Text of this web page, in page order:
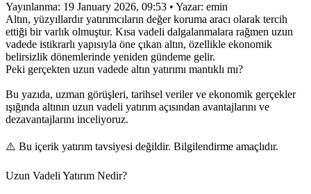
Yayınlanma: 19 January 2026, 09:53 • Yazar: emin
Altın, yüzyıllardır yatırımcıların değer koruma aracı olarak tercih
ettiği bir varlık olmuştur. Kısa vadeli dalgalanmalara rağmen uzun
vadede istikrarlı yapısıyla öne çıkan altın, özellikle ekonomik
belirsizlik dönemlerinde yeniden gündeme gelir.
Peki gerçekten uzun vadede altın yatırımı mantıklı mı?
Bu yazıda, uzman görüşleri, tarihsel veriler ve ekonomik gerçekler
ışığında altının uzun vadeli yatırım açısından avantajlarını ve
dezavantajlarını inceliyoruz.
⚠️ Bu içerik yatırım tavsiyesi değildir. Bilgilendirme amaçlıdır.
Uzun Vadeli Yatırım Nedir?